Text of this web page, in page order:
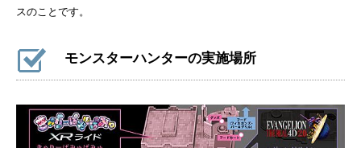
スのことです。
モンスターハンターの実施場所